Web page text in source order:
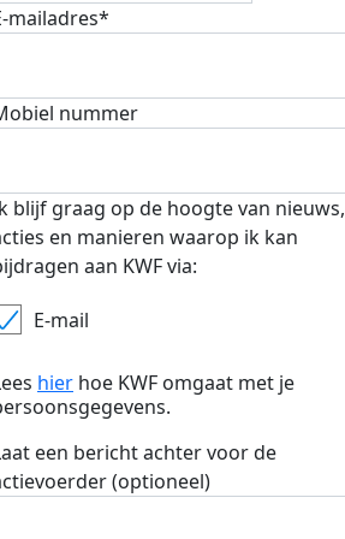
E-mails verstuurd
euro opgehaald: t-shirt
mailadres*
nummer
blijf graag op de hoogte van nieuws,
en manieren waarop ik kan
aan KWF via:
E-mail
hier hoe KWF omgaat met je
een bericht achter voor de
(optioneel)